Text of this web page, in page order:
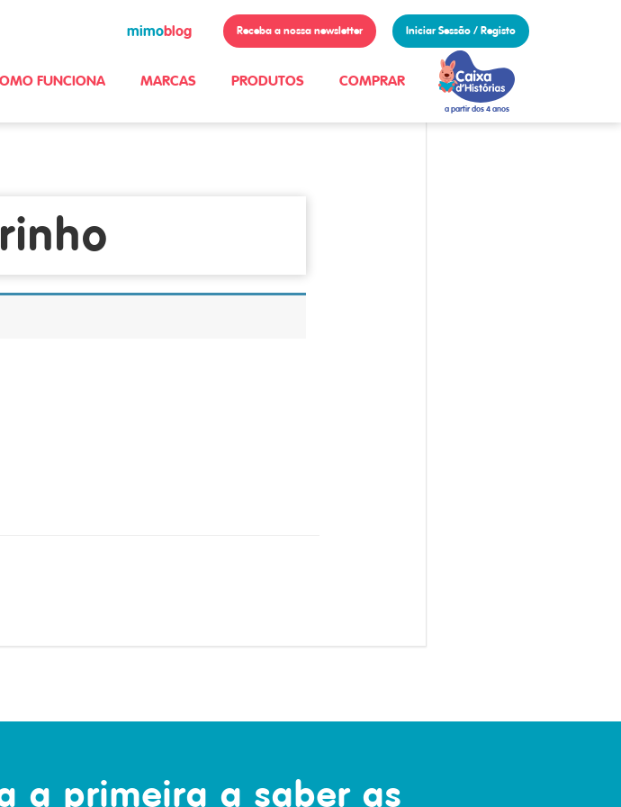
mimoblog Receba a nossa newsletter Iniciar Sessão / Registo
FUNCIONA MARCAS PRODUTOS COMPRAR
a partir dos 4 anos
a primeira a saber as